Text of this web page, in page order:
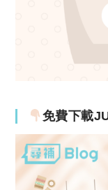
免費下載